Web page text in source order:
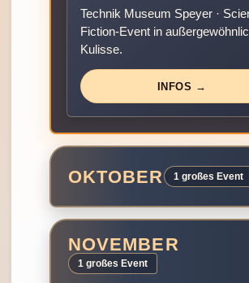
Technik Museum Speyer ·
Fiction-Event in
Kulisse.
INFOS →
OKTOBER 1 großes Event
NOVEMBER
1 großes Event